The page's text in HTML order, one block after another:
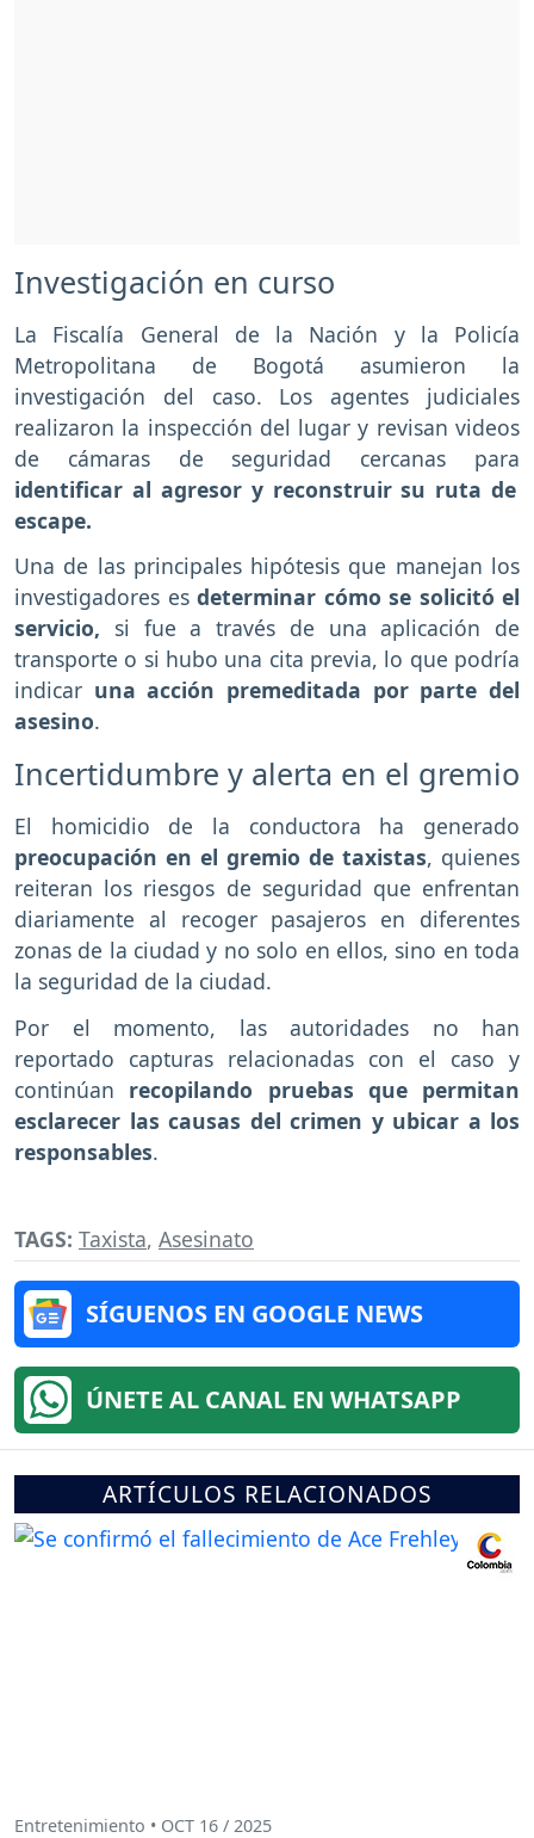
Investigación en curso
La Fiscalía General de la Nación y la Policía
Metropolitana de Bogotá asumieron la
investigación del caso. Los agentes judiciales
realizaron la inspección del lugar y revisan videos
de cámaras de seguridad cercanas para
identificar al agresor y reconstruir su ruta de
escape.
Una de las principales hipótesis que manejan los
investigadores es determinar cómo se solicitó el
servicio, si fue a través de una aplicación de
transporte o si hubo una cita previa, lo que podría
indicar una acción premeditada por parte del
asesino.
Incertidumbre y alerta en el gremio
El homicidio de la conductora ha generado
preocupación en el gremio de taxistas, quienes
reiteran los riesgos de seguridad que enfrentan
diariamente al recoger pasajeros en diferentes
zonas de la ciudad y no solo en ellos, sino en toda
la seguridad de la ciudad.
Por el momento, las autoridades no han
reportado capturas relacionadas con el caso y
continúan recopilando pruebas que permitan
esclarecer las causas del crimen y ubicar a los
responsables.
TAGS: Taxista, Asesinato
SÍGUENOS EN GOOGLE NEWS
ÚNETE AL CANAL EN WHATSAPP
ARTÍCULOS RELACIONADOS
Entretenimiento • OCT 16 / 2025